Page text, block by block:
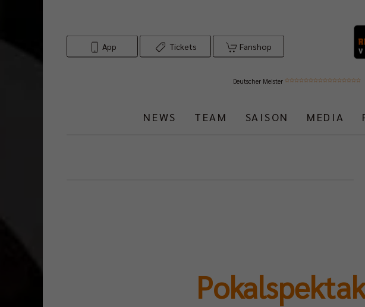
App Tickets Fanshop
Deutscher Meister
NEWS TEAM SAISON MEDIA